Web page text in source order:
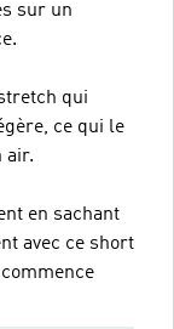
sur un
qui
ce qui le
air.
en sachant
avec ce short